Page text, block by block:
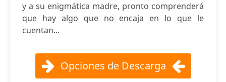
y a su enigmática madre, pronto comprenderá
que hay algo que no encaja en lo que le
cuentan...
Opciones de Descarga